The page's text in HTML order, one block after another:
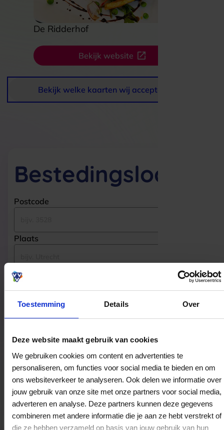
Toestemming Details Over
Deze website maakt gebruik van cookies
We gebruiken cookies om content en advertenties te
personaliseren, om functies voor social media te bieden en om
ons websiteverkeer te analyseren. Ook delen we informatie over
jouw gebruik van onze site met onze partners voor social media,
adverteren en analyse. Deze partners kunnen deze gegevens
combineren met andere informatie die je aan ze hebt verstrekt of
die ze hebben verzameld op basis van jouw gebruik van hun
De Ridderhof
Bekijk website
Bekijk welke kaarten wij accepteren
Bestedingslocaties
Postcode
Plaats
De Ridderhof
Ridderhof 28-29
2981ET Ridderkerk